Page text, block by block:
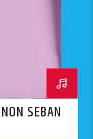
SEBAN